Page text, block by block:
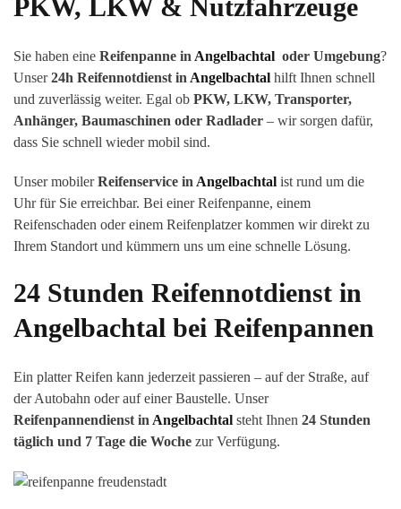
PKW, LKW & Nutzfahrzeuge
Sie haben eine Reifenpanne in Angelbachtal oder Umgebung?
Unser24h Reifennotdienst in Angelbachtal hilft Ihnen schnell
und zuverlässig weiter. Egal ob PKW, LKW, Transporter,
Anhänger, Baumaschinen oder Radlader – wir sorgen dafür,
dass Sie schnell wieder mobil sind.
Unser mobilerReifenservice in Angelbachtal ist rund um die
Uhr für Sie erreichbar. Bei einer Reifenpanne, einem
Reifenschaden oder einem Reifenplatzer kommen wir direkt zu
Ihrem Standort und kümmern uns um eine schnelle Lösung.
24 Stunden Reifennotdienst in
Angelbachtal bei Reifenpannen
Ein platter Reifen kann jederzeit passieren – auf der Straße, auf
der Autobahn oder auf einer Baustelle. Unser
Reifenpannendienst in Angelbachtal steht Ihnen 24 Stunden
täglich und 7 Tage die Woche zur Verfügung.